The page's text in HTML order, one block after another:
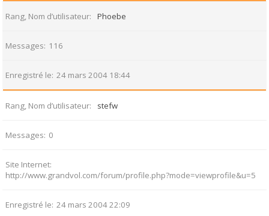
Rang, Nom d’utilisateur Phoebe
Messages 116
Enregistré le 24 mars 2004 18:44
Rang, Nom d’utilisateur stefw
Messages 0
Site Internet
http://www.grandvol.com/forum/profile.php?mode=viewprofile&u=5
Enregistré le 24 mars 2004 22:09